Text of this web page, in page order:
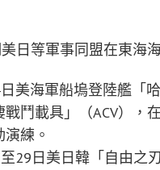
日等軍事同盟在東海
美海軍船塢登陸艦「
戰鬥載具」（ACV）
練。
29日美日韓「自由之